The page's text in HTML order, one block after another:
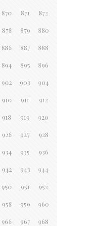
870 871 872
878 879 880
886 887 888
894 895 896
902 903 904
910 911 912
918 919 920
926 927 928
934 935 936
942 943 944
950 951 952
958 959 960
966 967 968